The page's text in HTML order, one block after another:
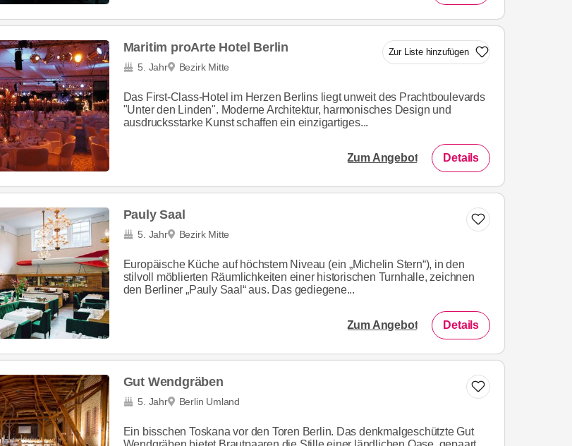
Zur Liste hinzufügen
Maritim proArte Hotel Berlin
5. Jahr Bezirk Mitte
Das First-Class-Hotel im Herzen Berlins liegt unweit des Prachtboulevards
"Unter den Linden". Moderne Architektur, harmonisches Design und
ausdrucksstarke Kunst schaffen ein einzigartiges...
Zum Angebot Details
Pauly Saal
5. Jahr Bezirk Mitte
Europäische Küche auf höchstem Niveau (ein „Michelin Stern“), in den
stilvoll möblierten Räumlichkeiten einer historischen Turnhalle, zeichnen
den Berliner „Pauly Saal“ aus. Das gediegene...
Zum Angebot Details
Gut Wendgräben
5. Jahr Berlin Umland
Ein bisschen Toskana vor den Toren Berlin. Das denkmalgeschützte Gut